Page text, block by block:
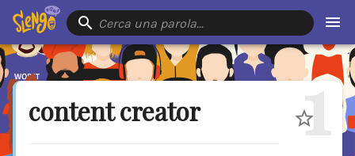
Cerca una parola…
content creator 1